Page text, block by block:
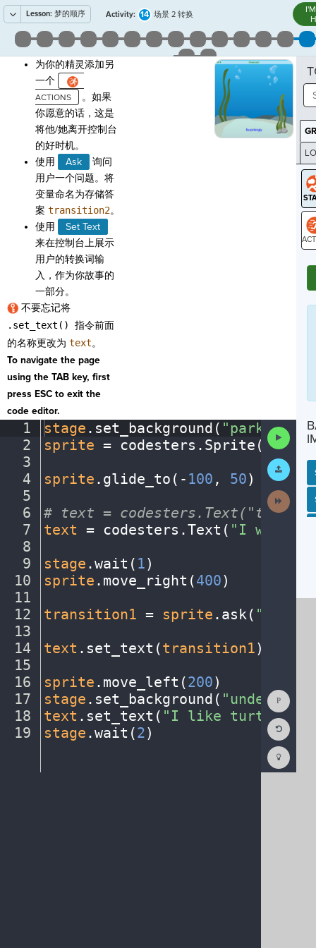
Lesson: 梦的顺序 Activity: 14 场景 2 转换
为你的精灵添加另
一个
。如果
你愿意的话，这是
将他/她离开控制台
的好时机。
使用
Ask
询问
用户一个问题。将
变量命名为存储答
案 transition2。
使用
Set Text
来在控制台上展示
用户的转换词输
入，作为你故事的
一部分。
不要忘记将
.set_text() 指令前面
的名称更改为 text。
To navigate the page
using the TAB key, first
press ESC to exit the
code editor.
1
2
3
4
5
6
7
8
9
10
11
12
13
14
15
16
17
18
19
stage . set_background( "park")¬
sprite = codesters . Sprite(
sprite . glide_to( - 100 , 50)
# text = codesters.Text("text", ·
text = codesters .Text( "I went
stage .wait( 1)
sprite . move_right(400)
transition1 = sprite . ask( "Choose
text . set_text(transition1)
sprite . move_left(200)
stage . set_background(
text . set_text( "I like turtles."
stage .wait(2)
Code
Submit
Work
Activity
Code
How
To